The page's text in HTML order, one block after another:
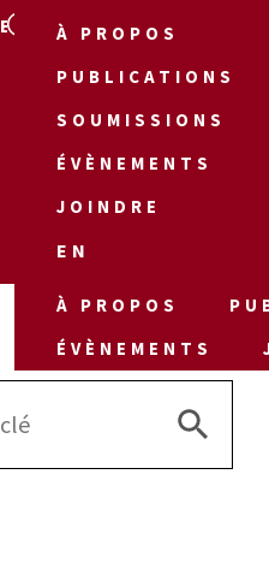
EN
À PROPOS
PUBLICATIONS
SOUMISSIONS
ÉVÈNEMENTS
JOINDRE
EN
À PROPOS
ÉVÈNEMENTS
Search